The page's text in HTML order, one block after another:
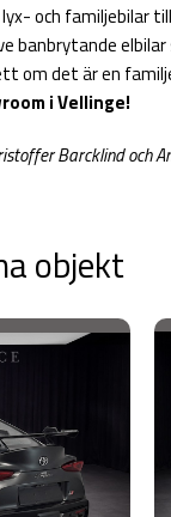
och familjebilar
banbrytande
om det är en
i Vellinge!
Barcklind och
objekt